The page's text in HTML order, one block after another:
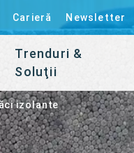
Carieră Newsletter
Trenduri &
Soluţii
izolante